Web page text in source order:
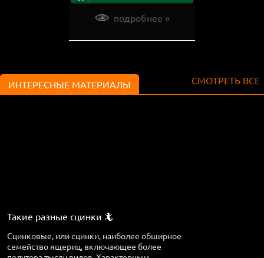
подробнее »
ИНТЕРЕСНЫЕ МАТЕРИАЛЫ СМОТРЕТЬ ВСЕ
Такие разные сцинки 🦎
Сцинковые, или сцинки, наиболее обширное
семейство ящериц, включающее более